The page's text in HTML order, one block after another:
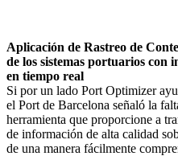
Aplicación de Rastreo de
de los sistemas portuarios con
en tiempo real
Si por un lado Port Optimizer
el Port de Barcelona señaló la
herramienta que proporcione a
de información de alta calidad
de una manera fácilmente